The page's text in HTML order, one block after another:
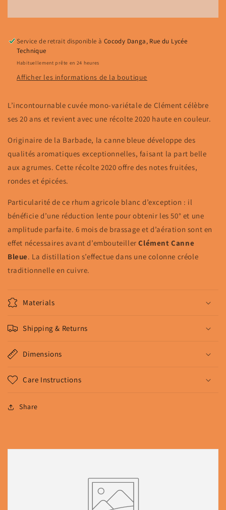
50°
récolte
2020,
70cl
50°
récolte
70cl
Service de retrait disponible à Cocody Danga, Rue du Lycée
Technique
Habituellement prête en 24 heures
Afficher les informations de la boutique
L’incontournable cuvée mono-variétale de Clément célèbre
ses 20 ans et revient avec une récolte 2020 haute en couleur.
Originaire de la Barbade, la canne bleue développe des
qualités aromatiques exceptionnelles, faisant la part belle
aux agrumes. Cette récolte 2020 offre des notes fruitées,
rondes et épicées.
Particularité de ce rhum agricole blanc d’exception : il
bénéficie d’une réduction lente pour obtenir les 50° et une
amplitude parfaite. 6 mois de brassage et d’aération sont en
effet nécessaires avant d’embouteillerClément Canne
Bleue. La distillation s’effectue dans une colonne créole
traditionnelle en cuivre.
Materials
Shipping & Returns
Dimensions
Care Instructions
Share